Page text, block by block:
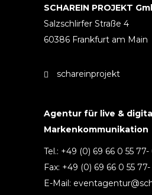
SCHAREIN PROJEKT
Salzschlirfer Straße 4
60386 Frankfurt am Main
schareinprojekt
Agentur für live &
Markenkommunikation
Tel.: +49 (0) 69 66 0 55 77-
Fax: +49 (0) 69 66 0 55 77-
E-Mail: